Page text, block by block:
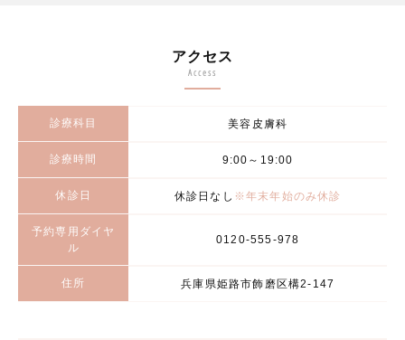
アクセス
Access
診療科目 美容皮膚科
診療時間 9:00～19:00
休診日 休診日なし ※年末年始のみ休診
予約専用ダイヤ
ル
0120-555-978
住所 兵庫県姫路市飾磨区構2-147